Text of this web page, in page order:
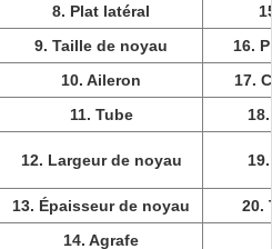
8. Plat latéral
9. Taille de noyau
16.
10. Aileron
17.
11. Tube
12. Largeur de noyau
13. Épaisseur de noyau
20.
14. Agrafe